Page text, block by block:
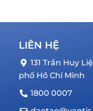
LIÊN HỆ
131 Trần Huy
phố Hồ Chí Minh
1800 0007